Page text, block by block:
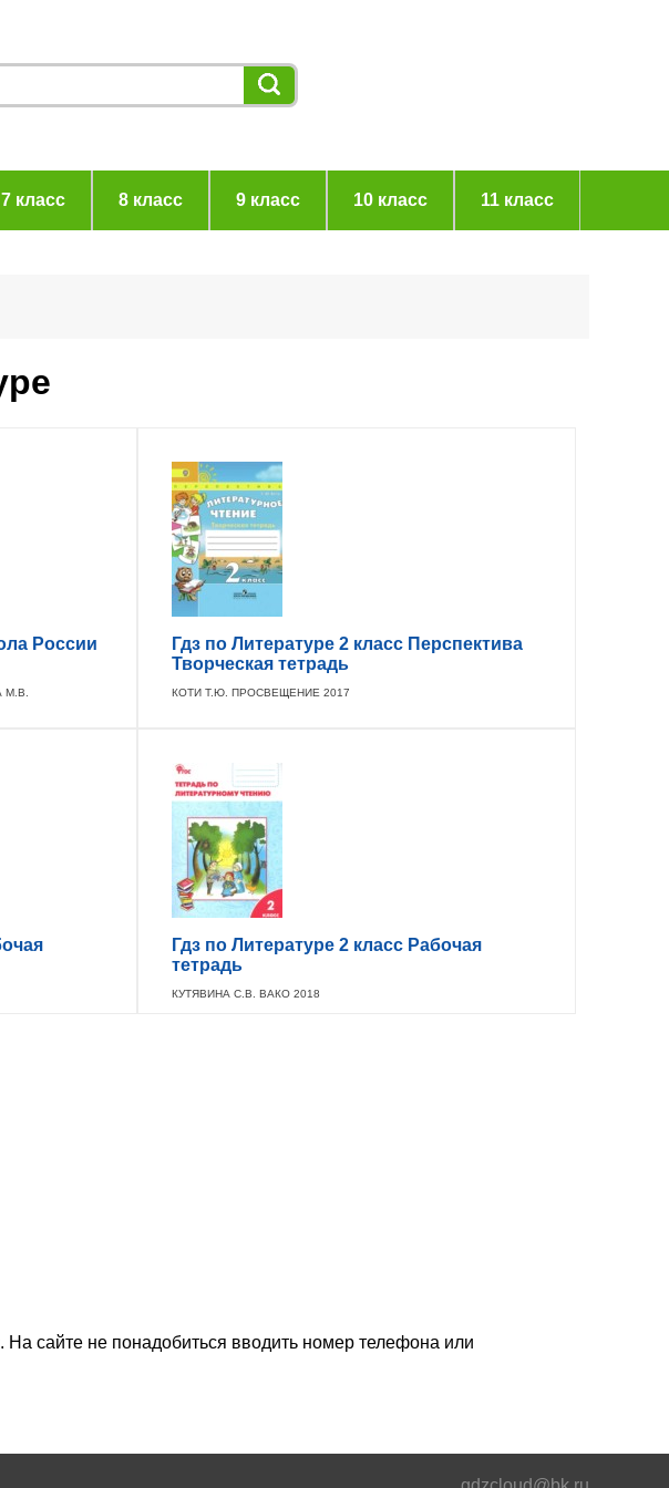
7 класс 8 класс 9 класс 10 класс 11 класс
России
М.В.
Гдз по Литературе 2 класс Перспектива
Творческая тетрадь
КОТИ Т.Ю. ПРОСВЕЩЕНИЕ 2017
Гдз по Литературе 2 класс Рабочая
тетрадь
КУТЯВИНА С.В. ВАКО 2018
сайте не понадобиться вводить номер телефона или